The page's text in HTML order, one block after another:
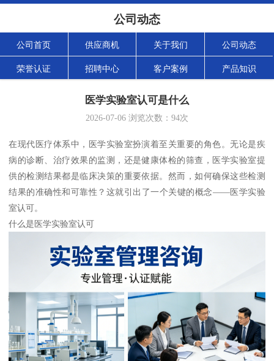
公司动态
公司首页 供应商机 关于我们 公司动态
荣誉认证 招聘中心 客户案例 产品知识
医学实验室认可是什么
2026-07-06 浏览次数： 94次
在现代医疗体系中，医学实验室扮演着至关重要的角色。无论是疾
病的诊断、治疗效果的监测，还是健康体检的筛查，医学实验室提
供的检测结果都是临床决策的重要依据。然而，如何确保这些检测
结果的准确性和可靠性？这就引出了一个关键的概念——医学实验
室认可。
什么是医学实验室认可